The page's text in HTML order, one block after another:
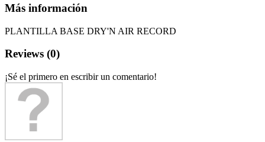
Más información
PLANTILLA BASE DRY'N AIR RECORD
Reviews (0)
¡Sé el primero en escribir un comentario!